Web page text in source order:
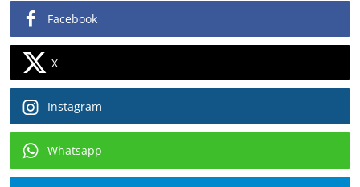
Facebook
X
Instagram
Whatsapp